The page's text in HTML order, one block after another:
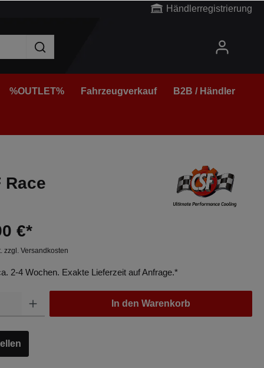
Händlerregistrierung
%OUTLET% Fahrzeugverkauf B2B / Händler
Race
€*
zzgl. Versandkosten
2-4 Wochen. Exakte Lieferzeit auf Anfrage.*
In den Warenkorb